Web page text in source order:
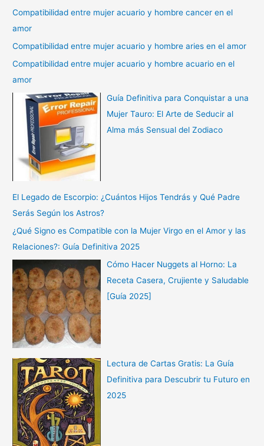
Compatibilidad entre mujer acuario y hombre cancer en el
amor
Compatibilidad entre mujer acuario y hombre aries en el amor
Compatibilidad entre mujer acuario y hombre acuario en el
amor
Guía Definitiva para Conquistar a una
Mujer Tauro: El Arte de Seducir al
Alma más Sensual del Zodiaco
El Legado de Escorpio: ¿Cuántos Hijos Tendrás y Qué Padre
Serás Según los Astros?
¿Qué Signo es Compatible con la Mujer Virgo en el Amor y las
Relaciones?: Guía Definitiva 2025
Cómo Hacer Nuggets al Horno: La
Receta Casera, Crujiente y Saludable
[Guía 2025]
Lectura de Cartas Gratis: La Guía
Definitiva para Descubrir tu Futuro en
2025